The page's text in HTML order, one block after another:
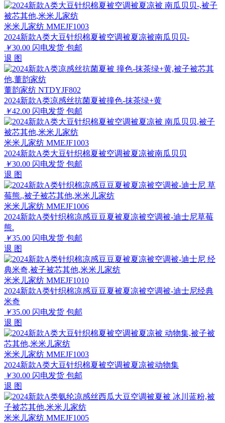
米米儿家纺 MMEJF1003
2024新款A类大豆针织棉夏被空调被夏凉被南瓜贝贝-
￥30.00 闪电发货 包邮
退 图
董韵家纺 NTDYJF802
2024新款A类凉感丝抗菌夏被撞色-抹茶绿+黄
￥42.00 闪电发货 包邮
米米儿家纺 MMEJF1003
2024新款A类大豆针织棉夏被空调被夏凉被南瓜贝贝
￥30.00 闪电发货 包邮
退 图
米米儿家纺 MMEJF1006
2024新款A类针织棉凉感豆豆夏被夏凉被空调被-迪士尼草莓
熊.
￥35.00 闪电发货 包邮
退 图
米米儿家纺 MMEJF1010
2024新款A类针织棉凉感豆豆夏被夏凉被空调被-迪士尼经典
米奇
￥35.00 闪电发货 包邮
退 图
米米儿家纺 MMEJF1003
2024新款A类大豆针织棉夏被空调被夏凉被动物集
￥30.00 闪电发货 包邮
退 图
米米儿家纺 MMEJF1005